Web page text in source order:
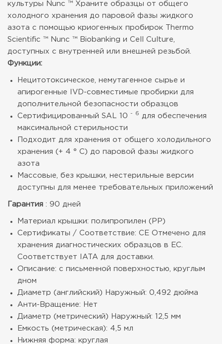
культуры Nunc ™ Храните образцы от общего
холодного хранения до паровой фазы жидкого
азота с помощью криогенных пробирок Thermo
Scientific ™ Nunc ™ Biobanking и Cell Culture,
доступных с внутренней или внешней резьбой.
Функции:
Нецитотоксическое, немутагенное сырье и
апирогенные IVD-совместимые пробирки для
дополнительной безопасности образцов
Сертифицированный SAL 10 - 6
для обеспечения
максимальной стерильности
Подходит для хранения от общего холодильного
хранения (+ 4 ° C) до паровой фазы жидкого
азота
Массовые, без крышки, нестерильные версии
доступны для менее требовательных приложений
Гарантия : 90 дней
Материал крышки: полипропилен (PP)
Сертификаты / Соответствие: CE Отмечено для
хранения диагностических образцов в ЕС.
Соответствует IATA для доставки.
Описание: с письменной поверхностью, круглым
дном
Диаметр (английский) Наружный: 0,492 дюйма
Анти-Вращение: Нет
Диаметр (метрический) Наружный: 12,5 мм
Емкость (метрическая): 4,5 мл
Нижняя форма: круглая